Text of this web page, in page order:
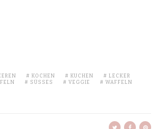
KOCHEN KUCHEN
LECKER
SÜSSES VEGGIE
WAFFELN